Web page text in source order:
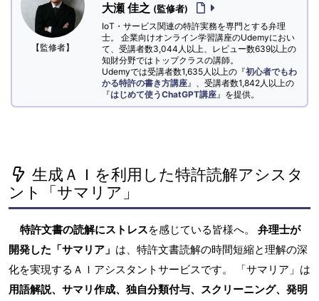
【監修者】
大瀬 佳之 (監修者)
IoT・サービス関連の特許実務を専門とする弁理
士。 企業向けオンライン学習講座のUdemyにおい
て、受講者数3,044人以上、レビュー数639以上の
知財分野ではトップクラスの講師。
Udemyでは受講者数1,635人以上の『初心者でもわ
かる特許の書き方講座』、受講者数1,842人以上の
『はじめて使うChatGPT講座』を提供。
生成ＡＩを利用した特許読解アシスタ
ント「サマリア」
特許文書の読解にストレスを感じている皆様へ。 弁理士が
開発した「サマリア」 は、特許文書読解の時間短縮と理解の深
化を実現するＡＩアシスタントサービスです。 「サマリア」は
用語解説、サマリ作成、独自分類付与、スクリーニング、発明